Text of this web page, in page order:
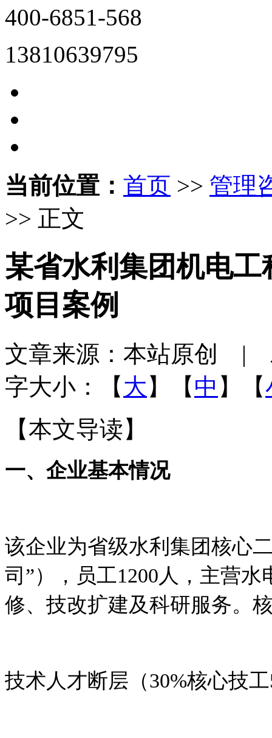
400-6851-568
13810639795
当前位置： 首页 >> 管理
>> 正文
某省水利集团机电
项目案例
文章来源：本站原创 |
字大小：【 大 】【 中 】【
【本文导读】
一、企业基本情况
该企业为省级水利集团核心
司”），员工1200人，主营水
修、技改扩建及科研服务。
技术人才断层（30%核心技工